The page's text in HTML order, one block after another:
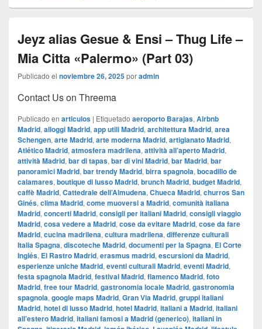
Jeyz alias Gesue & Ensi – Thug Life –
Mia Citta «Palermo» (Part 03)
Publicado el noviembre 26, 2025poradmin
Contact Us on Threema
Publicado en articulos | Etiquetado aeroporto Barajas, Airbnb
Madrid, alloggi Madrid, app utili Madrid, architettura Madrid, area
Schengen, arte Madrid, arte moderna Madrid, artigianato Madrid,
Atlético Madrid, atmosfera madrilena, attività all’aperto Madrid,
attività Madrid, bar di tapas, bar di vini Madrid, bar Madrid, bar
panoramici Madrid, bar trendy Madrid, birra spagnola, bocadillo de
calamares, boutique di lusso Madrid, brunch Madrid, budget Madrid,
caffè Madrid, Cattedrale dell’Almudena, Chueca Madrid, churros San
Ginés, clima Madrid, come muoversi a Madrid, comunità italiana
Madrid, concerti Madrid, consigli per italiani Madrid, consigli viaggio
Madrid, cosa vedere a Madrid, cose da evitare Madrid, cose da fare
Madrid, cucina madrilena, cultura madrilena, differenze culturali
Italia Spagna, discoteche Madrid, documenti per la Spagna, El Corte
Inglés, El Rastro Madrid, erasmus madrid, escursioni da Madrid,
esperienze uniche Madrid, eventi culturali Madrid, eventi Madrid,
festa spagnola Madrid, festival Madrid, flamenco Madrid, foto
Madrid, free tour Madrid, gastronomia locale Madrid, gastronomia
spagnola, google maps Madrid, ​​Gran Via Madrid, gruppi italiani
Madrid, hotel di lusso Madrid, hotel Madrid, italiani a Madrid, italiani
all’estero Madrid, italiani famosi a Madrid (generico), italiani in